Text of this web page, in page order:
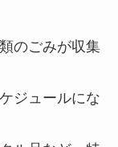
のごみが収集
ジュールにな